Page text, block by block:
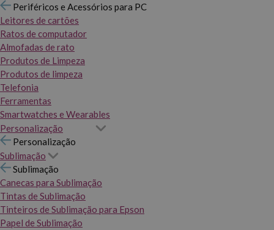
Periféricos e Acessórios para PC
Leitores de cartões
Ratos de computador
Almofadas de rato
Produtos de Limpeza
Produtos de limpeza
Telefonia
Ferramentas
Smartwatches e Wearables
Personalização
Personalização
Sublimação
Sublimação
Canecas para Sublimação
Tintas de Sublimação
Tinteiros de Sublimação para Epson
Papel de Sublimação